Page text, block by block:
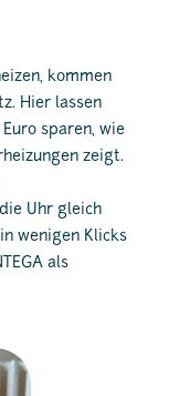
kommen
Hier lassen
sparen, wie
zeigt.
Uhr gleich
wenigen Klicks
als